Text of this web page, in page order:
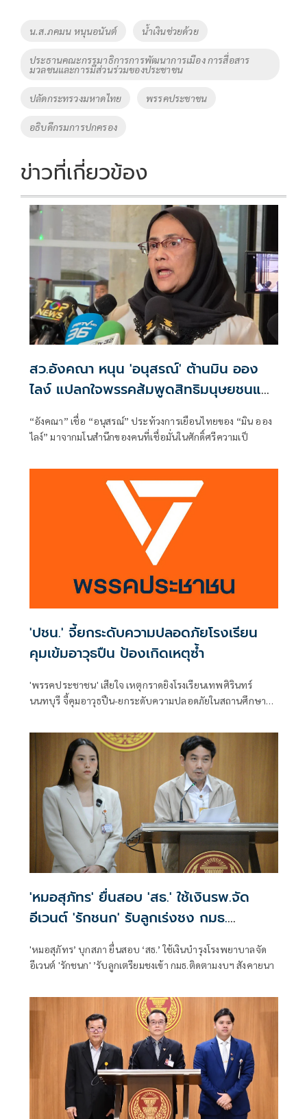
o
k
Li
n
k
Tags
น.ส.ภคมน หนุนอนันต์ น้ำเงินช่วยด้วย
ประธานคณะกรรมาธิการการพัฒนาการเมือง การสื่อสาร
มวลชนและการมีส่วนร่วมของประชาชน
ปลัดกระทรวงมหาดไทย พรรคประชาชน
อธิบดีกรมการปกครอง
ข่าวที่เกี่ยวข้อง
สว.อังคณา หนุน 'อนุสรณ์' ต้านมิน ออง
ไลง์ แปลกใจพรรคส้มพูดสิทธิมนุษยชนแต่
กลับเงียบ
“อังคณา” เชื่อ “อนุสรณ์” ประท้วงการเยือนไทยของ “มิน ออง
ไลง์” มาจากมโนสำนึกของคนที่เชื่อมั่นในศักดิ์ศรีความเป็
'ปชน.' จี้ยกระดับความปลอดภัยโรงเรียน
คุมเข้มอาวุธปืน ป้องเกิดเหตุซ้ำ
'พรรคประชาชน' เสียใจ เหตุกราดยิงโรงเรียนเทพศิรินทร์
นนทบุรี จี้คุมอาวุธปืน-ยกระดับความปลอดภัยในสถานศึกษา
'หมอสุภัทร' ยื่นสอบ 'สธ.' ใช้เงินรพ.จัด
อีเวนต์ 'รักชนก' รับลูกเร่งชง กมธ.
'หมอสุภัทร’ บุกสภา ยื่นสอบ ‘สธ.’ ใช้เงินบำรุงโรงพยาบาลจัด
อีเวนต์ 'รักชนก' ’รับลูกเตรียมชงเข้า กมธ.ติดตามงบฯ สังคายนา